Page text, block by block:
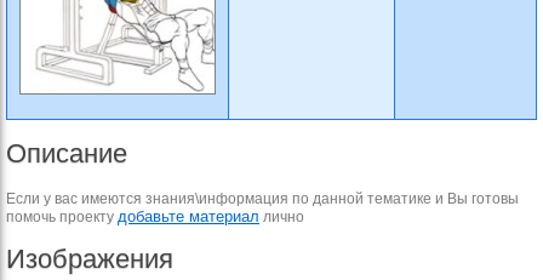
Описание
Если у вас имеются знания\информация по данной тематике и Вы готовы
помочь проекту добавьте материал лично
Изображения